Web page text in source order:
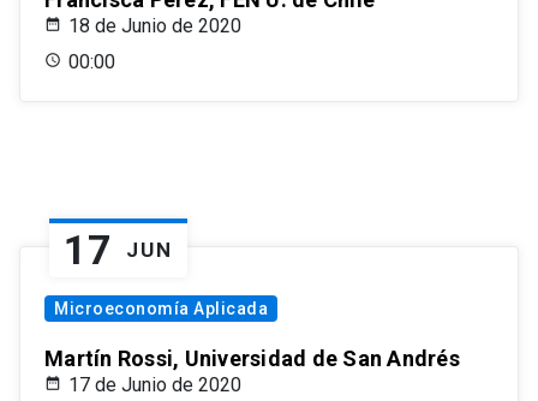
18 de Junio de 2020
00:00
17 JUN
Microeconomía Aplicada
Martín Rossi, Universidad de San Andrés
17 de Junio de 2020